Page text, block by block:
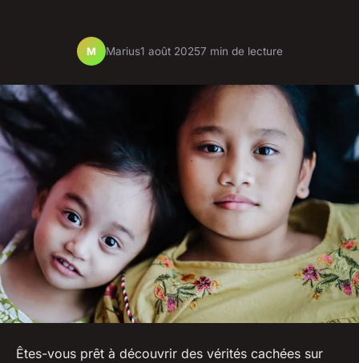
M Marius1 août 20257 min de lecture
Êtes-vous prêt à découvrir des vérités cachées sur